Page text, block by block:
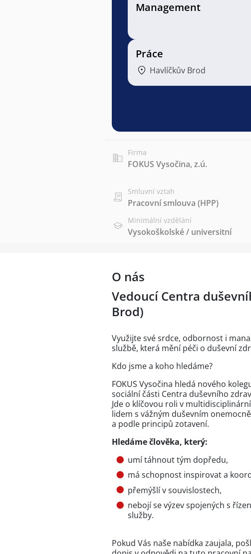
Management
Práce
Havlíčkův Brod
Firma
FOKUS Vysočina, z.ú.
Smluvní vztah
Pracovní smlouva (HPP)
Minimální vzdělání
Vysokoškolské / universitní
O nás
Vedoucí Centra
Brod)
Využijte své srdce, odbornost i
službě, která mění péči o duševní
Kdo jsme a koho hledáme?
FOKUS Vysočina hledá nového
sociální části Centra duševního
Jde o klíčovou roli v
lidem s vážným duševním
a podle principů zotavení.
Hledáme člověka, který:
umí táhnout tým dopředu,
má schopnost inspirovat a
přemýšlí v souvislostech,
nebojí se výzev spojených s
služby.
Pokud Vás naše nabídka zaujala,